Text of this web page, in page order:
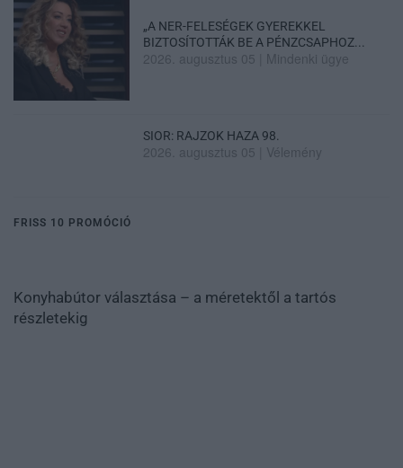
„A NER-FELESÉGEK GYEREKKEL
BIZTOSÍTOTTÁK BE A PÉNZCSAPHOZ...
2026. augusztus 05 Mindenki ügye
SIOR: RAJZOK HAZA 98.
2026. augusztus 05 Vélemény
FRISS 10 PROMÓCIÓ
Konyhabútor választása – a méretektől a tartós
részletekig